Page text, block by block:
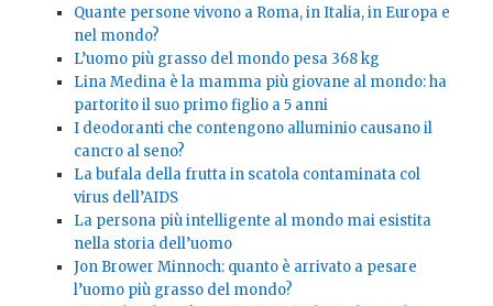
Quante persone vivono a Roma, in Italia, in Europa e
nel mondo?
L’uomo più grasso del mondo pesa 368 kg
Lina Medina è la mamma più giovane al mondo: ha
partorito il suo primo figlio a 5 anni
I deodoranti che contengono alluminio causano il
cancro al seno?
La bufala della frutta in scatola contaminata col
virus dell’AIDS
La persona più intelligente al mondo mai esistita
nella storia dell’uomo
Jon Brower Minnoch: quanto è arrivato a pesare
l’uomo più grasso del mondo?